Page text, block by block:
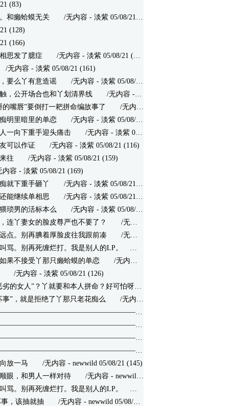
(83)
和癞蛤蟆无关/无内容 - 淡紫 05/08/21 (145)
(128)
(166)
思发了臆症 /无内容 - 淡紫 05/08/21 (164)
内容 - 淡紫 05/08/21 (161)
要么丫有意造谣/无内容 - 淡紫 05/08/21 (150)
，公开场合也和丫划清界线/无内容 - 淡紫 05/08/21 (138)
嘴唇”要倒打一耙拼命编故事了
/无内容 - 淡紫 05/08/21 (121)
明里暗里的单恋/无内容 - 淡紫 05/08/21 (149)
一向下重手迎头痛击/无内容 - 淡紫 05/08/21 (122)
可以作证 /无内容 - 淡紫 05/08/21 (116)
往 /无内容 - 淡紫 05/08/21 (159)
- 淡紫 05/08/21 (169)
就下重手砸丫
/无内容 - 淡紫 05/08/21 (248)
能继续单相思 /无内容 - 淡紫 05/08/21 (196)
琐男的活标本么 /无内容 - 淡紫 05/08/21 (166)
连丫妻女的脸皮尊严也不要了？
/无内容 - 淡紫 05/08/21 (171)
点。别再腆着厚脸皮往我跟前凑/无内容 - 淡紫 05/08/21 (200)
骂。别再死缠烂打。我是别人的LP。 /无内容 - 淡紫 05/08/21 (198)
果不接受丫那只癞蛤蟆的单恋/无内容 - 淡紫 05/08/21 (207)
无内容 - 淡紫 05/08/21 (126)
的女人”？丫就要和本人拼命？好可怕呀！
事”，就是拒绝了丫那只老花痴么 /无内容 - 淡紫 05/08/21 (124)
/无内容 - 淡紫 05/08/21 (127)
/无内容 - 淡紫 05/08/21 (129)
/无内容 - 淡紫 05/08/21 (123)
/无内容 - 淡紫 05/08/21 (112)
放一马 /无内容 - newwild 05/08/21 (145)
眼，和男人一样对待/无内容 - newwild 05/08/21 (125)
骂。别再死缠烂打。我是别人的LP。
，该抽就抽 /无内容 - newwild 05/08/21 (148)